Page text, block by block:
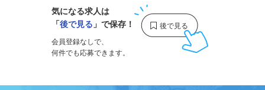
気になる求人は
「後で見る 」で保存！
会員登録なしで、
何件でも応募できます。